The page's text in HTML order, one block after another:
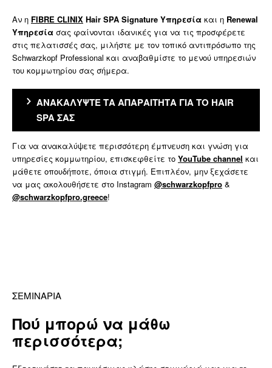
Αν η FIBRE CLINIX Hair SPA Signature Υπηρεσία και η Renewal
Υπηρεσία σας φαίνονται ιδανικές για να τις προσφέρετε
στις πελατισσές σας, μιλήστε με τον τοπικό αντιπρόσωπο της
Schwarzkopf Professional και αναβαθμίστε το μενού υπηρεσιών
του κομμωτηρίου σας σήμερα.
ΑΝΑΚΑΛΥΨΤΕ ΤΑ ΑΠΑΡΑΙΤΗΤΑ ΓΙΑ ΤΟ HAIR
SPA ΣΑΣ
Για να ανακαλύψετε περισσότερη έμπνευση και γνώση για
υπηρεσίες κομμωτηρίου, επισκεφθείτε το YouTube channel και
μάθετε οπουδήποτε, όποια στιγμή. Επιπλέον, μην ξεχάσετε
να μας ακολουθήσετε στο Instagram @schwarzkopfpro &
@schwarzkopfpro.greece!
ΣΕΜΙΝΑΡΙΑ
Πού μπορώ να μάθω
περισσότερα;